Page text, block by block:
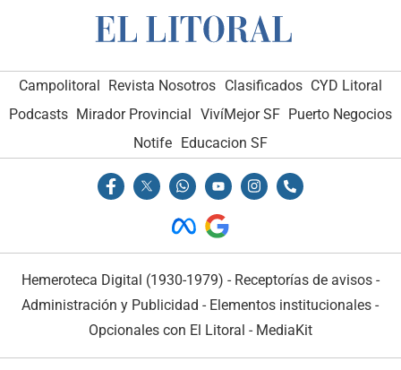
Campolitoral Revista Nosotros Clasificados CYD Litoral
Podcasts Mirador Provincial VivíMejor SF Puerto Negocios
Notife Educacion SF
Hemeroteca Digital (1930-1979) - Receptorías de avisos -
Administración y Publicidad - Elementos institucionales -
Opcionales con El Litoral - MediaKit